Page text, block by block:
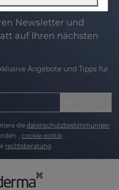
Newsletter und
auf Ihren nächsten
Angebote und Tipps für
die datenschutzbestimmungen
, cookie-politik
rechtsberatung